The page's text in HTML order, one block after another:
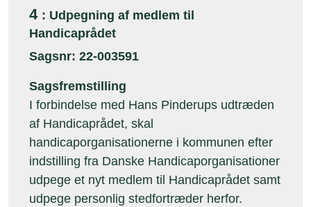
4 : Udpegning af medlem til
Handicaprådet
Sagsnr: 22-003591
Sagsfremstilling
I forbindelse med Hans Pinderups udtræden
af Handicaprådet, skal
handicaporganisationerne i kommunen efter
indstilling fra Danske Handicaporganisationer
udpege et nyt medlem til Handicaprådet samt
udpege personlig stedfortræder herfor.